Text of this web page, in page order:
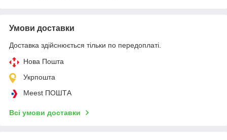
Умови доставки
Доставка здійснюється тільки по передоплаті.
Нова Пошта
Укрпошта
Meest ПОШТА
Всі умови доставки